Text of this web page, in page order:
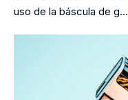
uso de la báscula de g...